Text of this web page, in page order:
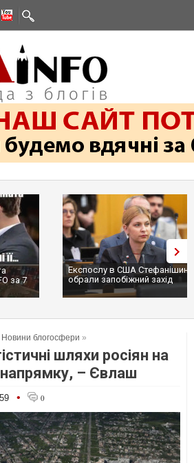
за 7
Експослу в США
обрали запобіжний захід
Новини блогосфери »
шляхи росіян на
– Євлаш
• 0